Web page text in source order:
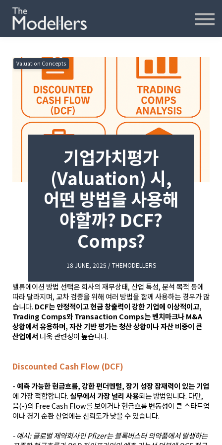
파워포인트
연습모델
문의하기
내강의실
Valuation Concepts
기업가치평가
(Valuation) 시,
어떤 방법을 사용해
야할까? DCF?
Comps?
18 JUNE, 2025 / THEMODELLERS
밸류에이션 방법 선택은 회사의 재무상태, 산업 특성, 분석 목적 등에
따라 달라지며, 교차 검증을 위해 여러 방법을 함께 사용하는 경우가 많
습니다. DCF는 안정적이고 현금 창출력이 강한 기업에 이상적이고,
Trading Comps와 Transaction Comps는 벤치마크나 M&A
상황에서 유용하며, 자산 기반 평가는 청산 상황이나 자산 비중이 큰
산업에서 더욱 관련성이 높습니다.
Discounted Cash Flow (DCF)
- 예측 가능한 현금흐름, 강한 펀더멘털, 장기 성장 잠재력이 있는 기업
에 가장 적합합니다. 실무에서 가장 널리 사용되는 방법입니다. 다만,
음(-)의 Free Cash Flow를 보이거나 현금흐름 변동성이 큰 스타트업
이나 경기 순환 산업에는 신뢰도가 낮을 수 있습니다.
- 예시: 글로벌 제약회사인 Pfizer는 블록버스터 의약품에서 발생하는